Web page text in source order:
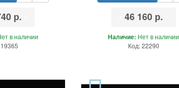
р.
в наличии
46 160 р.
Наличие: Нет в наличии
Код: 22290